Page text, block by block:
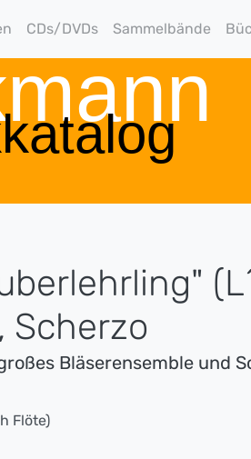
CDs/DVDs Sammelbände
Scherzo
Bläserensemble und
Flöte)